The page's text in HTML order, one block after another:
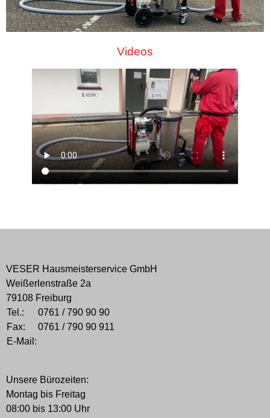
Videos
VESER Hausmeisterservice GmbH
Weißerlenstraße 2a
79108 Freiburg
Tel.:
0761 / 790 90 90
Fax:
0761 / 790 90 911
E-Mail:
Unsere Bürozeiten:
Montag bis Freitag
08:00 bis 13:00 Uhr